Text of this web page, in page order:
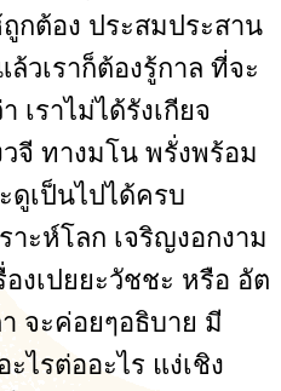
กต้อง ประสมประสาน
วเราก็ต้องรู้กาล ที่จะ
เราไม่ได้รังเกียจ
จี ทางมโน พรั่งพร้อม
ดูเป็นไปได้ครบ
าะห์โลก เจริญงอกงาม
งเปยยะวัชชะ หรือ อัต
จะค่อยๆอธิบาย มี
ไรต่ออะไร แง่เชิง